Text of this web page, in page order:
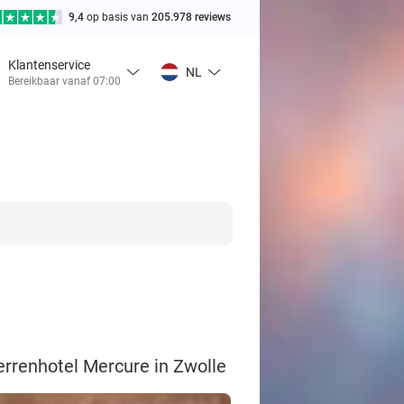
9,4 op basis van 205.978 reviews
Klantenservice
Bereikbaar vanaf 07:00
NL
Mercure in Zwolle